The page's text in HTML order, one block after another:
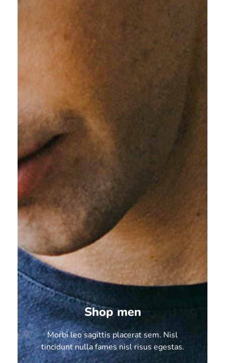
Shop men
Morbi leo sagittis placerat sem. Nisl
tincidunt nulla fames nisl risus egestas.